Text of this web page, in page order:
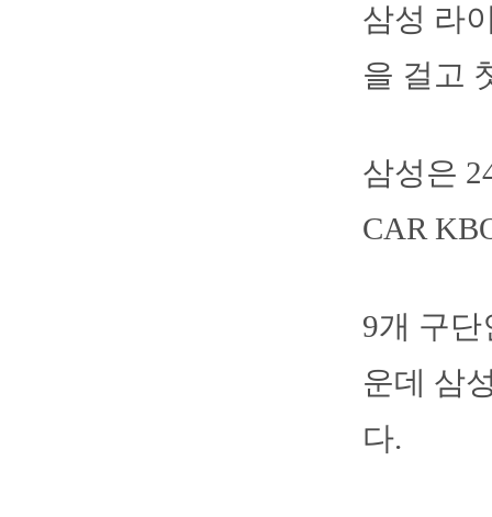
삼성 라
을 걸고
삼성은
CAR
9개 구
운데 삼
다.